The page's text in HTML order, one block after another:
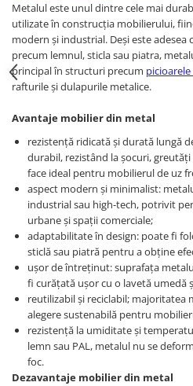
Metalul este unul dintre cele mai
utilizate în construcția mobilierului,
modern și industrial. Deși este
precum lemnul, sticla sau piatra,
principal în structuri precum
rafturile și dulapurile metalice.
Avantaje mobilier din metal
rezistență ridicată și durată lungă
durabil, rezistând la șocuri,
face ideal pentru mobilierul de uz
aspect modern și minimalist:
industrial sau high-tech, potrivit
urbane și spații comerciale;
adaptabilitate în design: poate fi
sticlă sau piatră pentru a obține
ușor de întreținut: suprafața
fi curățată ușor cu o lavetă umedă
reutilizabil și reciclabil; majoritatea
alegere sustenabilă pentru
rezistență la umiditate și
lemn sau PAL, metalul nu se
foc.
Dezavantaje mobilier din metal